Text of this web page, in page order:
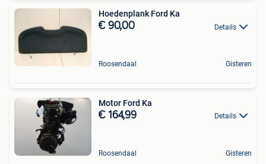
Hoedenplank Ford Ka
€ 90,00 Details
Roosendaal Gisteren
Motor Ford Ka
€ 164,99 Details
Roosendaal Gisteren